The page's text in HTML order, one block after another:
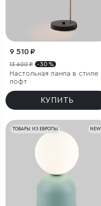
9 510 ₽
13 600 ₽ - 30 %
Настольная лампа в стиле
лофт
КУПИТЬ
NEW
ТОВАРЫ ИЗ ЕВРОПЫ